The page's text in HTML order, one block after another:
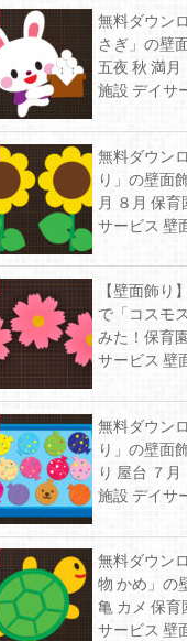
無料ダウン
さぎ」の壁
五夜 秋 満月
施設 デイサ
無料ダウン
り」の壁面
月 ８月 保
サービス 壁
【壁面飾り
で「コスモ
みた！保育
サービス 壁
無料ダウン
り」の壁面
り 屋台 ７
施設 デイサ
無料ダウン
物 かめ」の
亀 カメ 保育
サービス 壁